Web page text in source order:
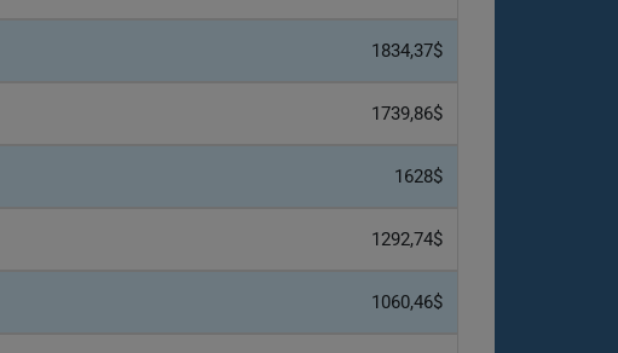
1834,37$
1739,86$
1628$
1292,74$
1060,46$